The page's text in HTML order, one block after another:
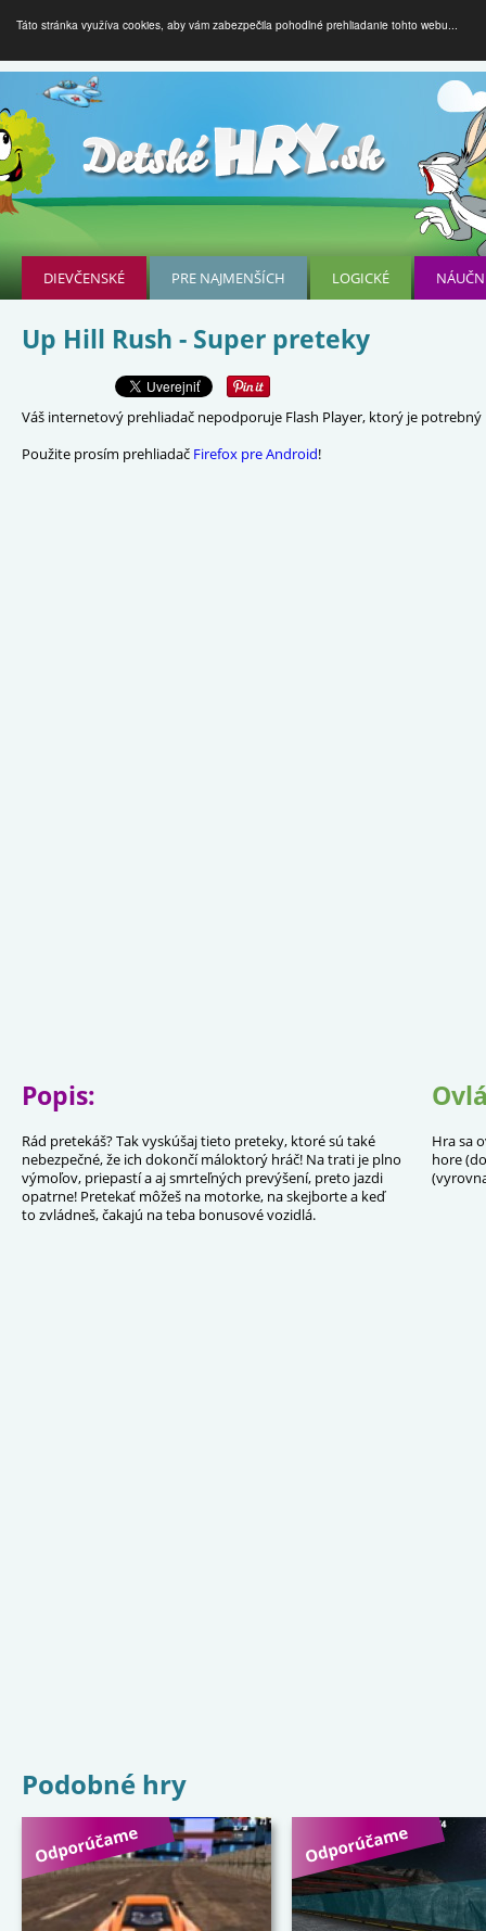
Táto stránka využíva cookies, aby vám zabezpečila pohodlné prehliadanie tohto webu...
DIEVČENSKÉ PRE NAJMENŠÍCH LOGICKÉ
Up Hill Rush - Super preteky
Váš internetový prehliadač nepodporuje Flash Player, ktorý je
Použite prosím prehliadač Firefox pre Android!
Popis:
Rád pretekáš? Tak vyskúšaj tieto preteky, ktoré sú také
nebezpečné, že ich dokončí máloktorý hráč! Na trati je plno
výmoľov, priepastí a aj smrteľných prevýšení, preto jazdi
opatrne! Pretekať môžeš na motorke, na skejborte a keď
to zvládneš, čakajú na teba bonusové vozidlá.
Hra sa
hore
Podobné hry